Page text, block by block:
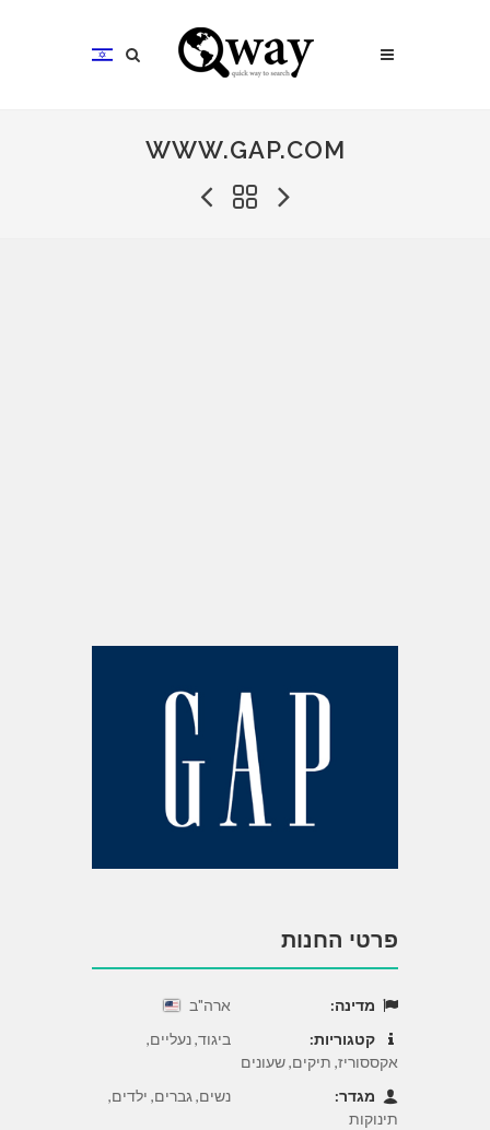
WWW.GAP.COM
פרטי החנות
מדינה:
ארה"ב
קטגוריות:
ביגוד, נעליים,
אקססוריז, תיקים, שעונים
מגדר:
נשים, גברים, ילדים,
תינוקות